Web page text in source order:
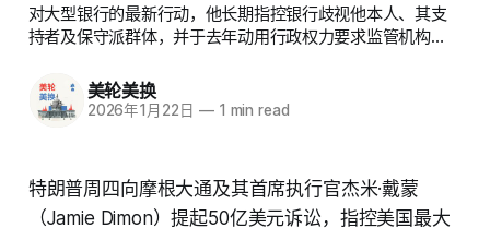
对大型银行的最新行动，他长期指控银行歧视他本人、其支
持者及保守派群体，并于去年动用行政权力要求监管机构…
美轮美换
2026年1月22日 —1 min read
特朗普周四向摩根大通及其首席执行官杰米·戴蒙
（Jamie Dimon）提起50亿美元诉讼，指控美国最大